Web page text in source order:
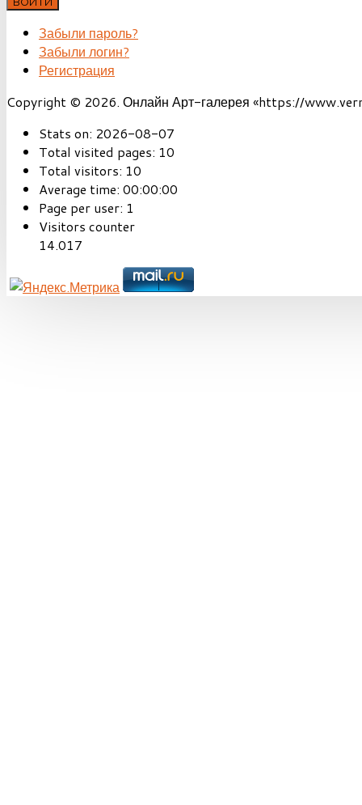
Забыли пароль?
Забыли логин?
Регистрация
Copyright © 2026. Онлайн Арт-галерея «https://
Stats on: 2026-08-07
Total visited pages: 10
Total visitors: 10
Average time: 00:00:00
Page per user: 1
Visitors counter
14.017